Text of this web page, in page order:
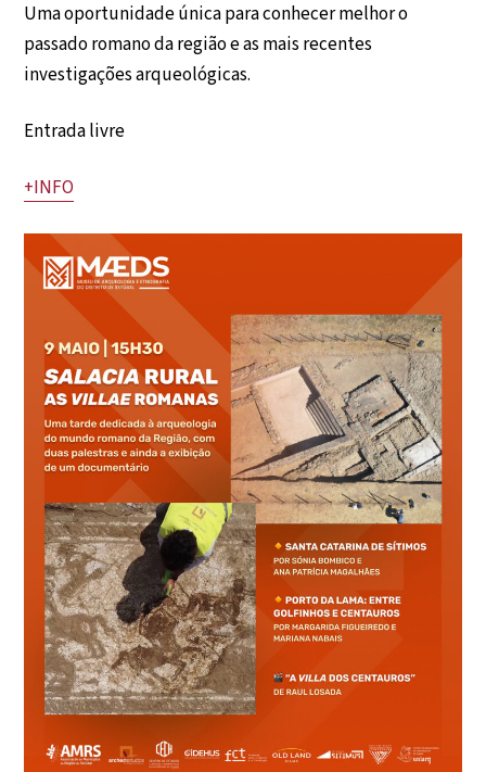
Uma oportunidade única para conhecer melhor o
passado romano da região e as mais recentes
investigações arqueológicas.
Entrada livre
+INFO